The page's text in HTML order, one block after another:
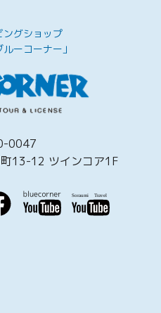
ングショップ
ーコーナー」
0047
13-12 ツインコア1F